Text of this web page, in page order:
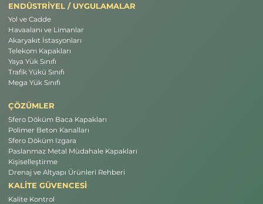
ENDÜSTRİYEL / UYGULAMALAR
Yol ve Cadde
Havaalanı ve Limanlar
Akaryakıt İstasyonları
Telekom Kapakları
Yaya Yük Sınıfı
Trafik Yükü Sınıfı
Mega Yük Sınıfı
ÇÖZÜMLER
Sfero Döküm Baca Kapakları
Polimer Beton Kanalları
Sfero Döküm Izgara
Paslanmaz Metal Müdahale Kapakları
Kişiselleştirme
Drenaj ve Altyapı Ürünleri Rehberi
KALİTE GÜVENCESİ
Kalite Kontrol